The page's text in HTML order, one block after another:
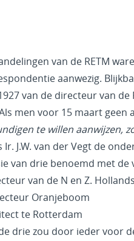
van de RETM
aanwezig.
van de directeur van
men voor 15 maart geen
te willen aanwijzen,
Ir. J.W. van der Vegt de
van drie benoemd met de
van de N en Z.
Oranjeboom
te Rotterdam
drie zou door ieder voor